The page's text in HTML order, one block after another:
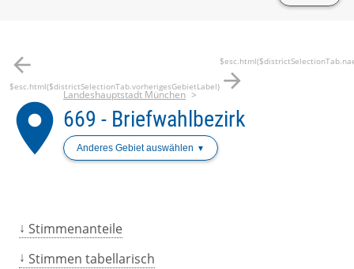
arrow_back
$esc.html($districtSelectionTab.vorherigesGebietLabel) arrow_forward
place
Landeshauptstadt München
669 - Briefwahlbezirk
Anderes Gebiet auswählen
Stimmenanteile
Stimmen tabellarisch